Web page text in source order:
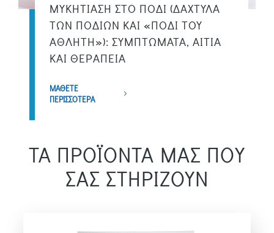
ΜΥΚΗΤΙΑΣΗ ΣΤΟ ΠΟΔΙ (ΔΑΧΤΥΛΑ
ΤΩΝ ΠΟΔΙΩΝ ΚΑΙ «ΠΟΔΙ ΤΟΥ
ΑΘΛΗΤΗ»): ΣΥΜΠΤΩΜΑΤΑ, ΑΙΤΙΑ
ΚΑΙ ΘΕΡΑΠΕΙΑ
ΜΑΘΕΤΕ
ΠΕΡΙΣΣΟΤΕΡΑ
ΤΑ ΠΡΟΪΟΝΤΑ ΜΑΣ ΠΟΥ
ΣΑΣ ΣΤΗΡΙΖΟΥΝ